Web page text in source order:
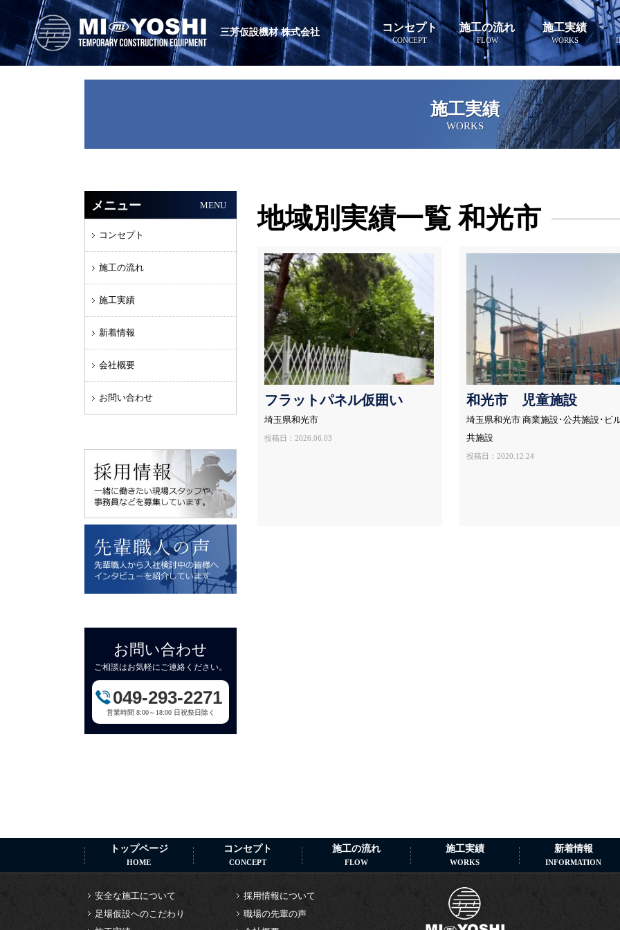
三芳仮設機材 株式会社 コンセプト
CONCEPT
施工の流れ
FLOW
施工実績
WORKS
施工実績
WORKS
地域別実績一覧 和光市
フラットパネル仮囲い
埼玉県和光市
投稿日：2026.06.03
和光市 児童施設
埼玉県和光市 商業施設･公共施設･ビ
共施設
投稿日：2020.12.24
メニュー MENU
コンセプト
施工の流れ
施工実績
新着情報
会社概要
お問い合わせ
お問い合わせ
ご相談はお気軽にご連絡ください。
049-293-2271
営業時間 8:00～18:00 日祝祭日除く
トップページ
HOME
コンセプト
CONCEPT
施工の流れ
FLOW
施工実績
WORKS
新着情報
INFORMATION
安全な施工について
足場仮設へのこだわり
採用情報について
職場の先輩の声